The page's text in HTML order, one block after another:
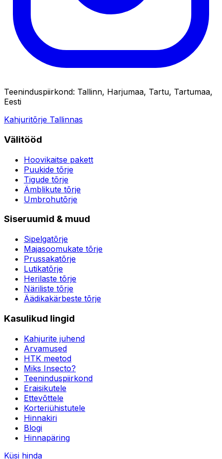
Teeninduspiirkond: Tallinn, Harjumaa, Tartu, Tartumaa,
Eesti
Kahjuritõrje Tallinnas
Välitööd
Hoovikaitse pakett
Puukide tõrje
Tigude tõrje
Ämblikute tõrje
Umbrohutõrje
Siseruumid & muud
Sipelgatõrje
Majasoomukate tõrje
Prussakatõrje
Lutikatõrje
Herilaste tõrje
Näriliste tõrje
Äädikakärbeste tõrje
Kasulikud lingid
Kahjurite juhend
Arvamused
HTK meetod
Miks Insecto?
Teeninduspiirkond
Eraisikutele
Ettevõttele
Korteriühistutele
Hinnakiri
Blogi
Hinnapäring
Küsi hinda